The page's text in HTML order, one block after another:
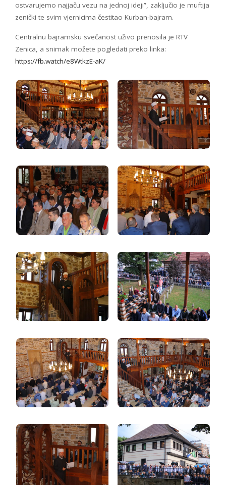
ostvarujemo najjaču vezu na jednoj ideji”, zaključio je muftija
zenički te svim vjernicima čestitao Kurban-bajram.
Centralnu bajramsku svečanost uživo prenosila je RTV
Zenica, a snimak možete pogledati preko linka:
https://fb.watch/e8WtkzE-aK/